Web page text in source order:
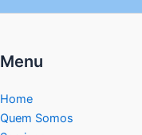
Menu
Home
Quem Somos